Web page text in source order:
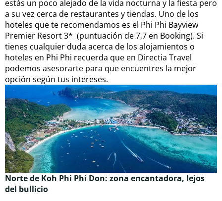
estás un poco alejado de la vida nocturna y la fiesta pero
a su vez cerca de restaurantes y tiendas. Uno de los
hoteles que te recomendamos es el Phi Phi Bayview
Premier Resort 3* (puntuación de 7,7 en Booking). Si
tienes cualquier duda acerca de los alojamientos o
hoteles en Phi Phi recuerda que en Directia Travel
podemos asesorarte para que encuentres la mejor
opción según tus intereses.
Norte de Koh Phi Phi Don: zona encantadora, lejos
del bullicio